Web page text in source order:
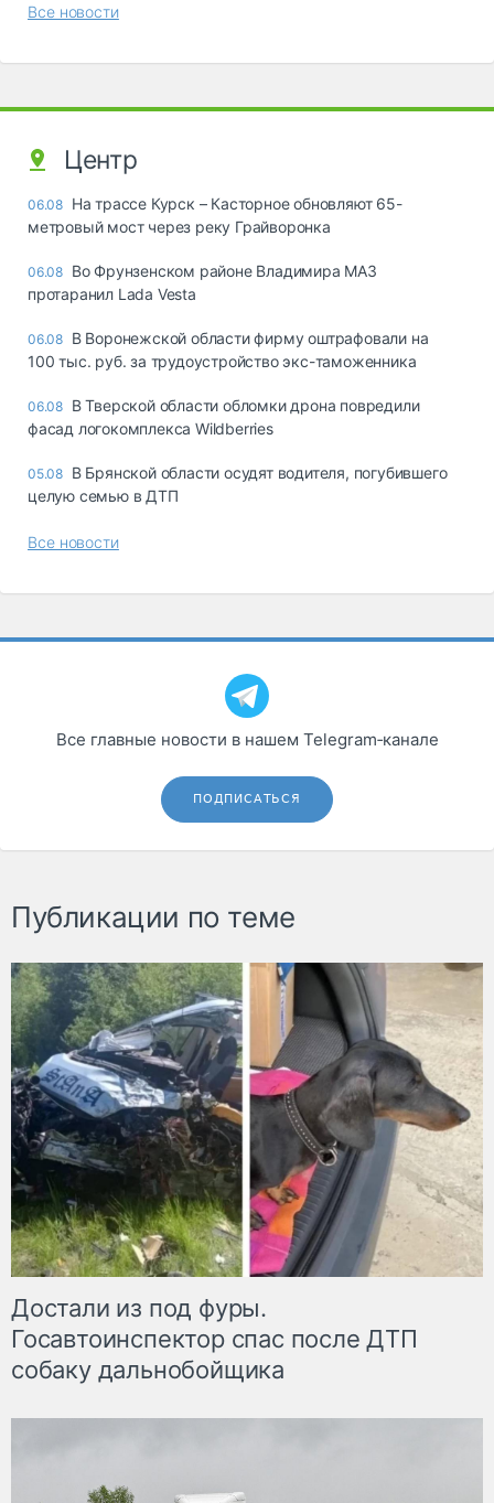
Все новости
Центр
06.08 На трассе Курск – Касторное обновляют 65-
метровый мост через реку Грайворонка
06.08 Во Фрунзенском районе Владимира МАЗ
протаранил Lada Vesta
06.08 В Воронежской области фирму оштрафовали на
100 тыс. руб. за трудоустройство экс-таможенника
06.08 В Тверской области обломки дрона повредили
фасад логокомплекса Wildberries
05.08 В Брянской области осудят водителя, погубившего
целую семью в ДТП
Все новости
Все главные новости в нашем Telegram‑канале
ПОДПИСАТЬСЯ
Публикации по теме
Достали из под фуры.
Госавтоинспектор спас после ДТП
собаку дальнобойщика